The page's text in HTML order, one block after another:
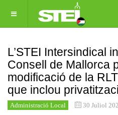
L’STEI Intersindical
Consell de Mallorca
modificació de la
que inclou
Administració Local 30 Juliol